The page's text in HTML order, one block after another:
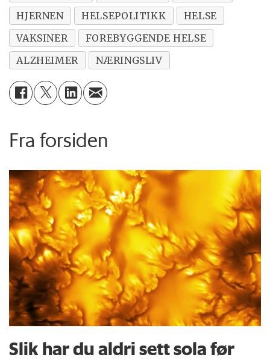
HJERNEN
HELSEPOLITIKK
HELSE
VAKSINER
FOREBYGGENDE HELSE
ALZHEIMER
NÆRINGSLIV
Fra forsiden
Slik har du aldri sett sola før